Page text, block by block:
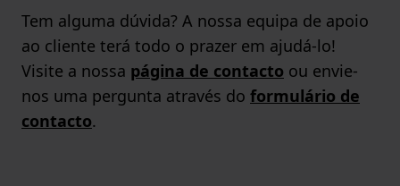
Tem alguma dúvida? A nossa equipa de apoio
ao cliente terá todo o prazer em ajudá-lo!
Visite a nossa página de contacto ou envie-
nos uma pergunta através do formulário de
contacto.